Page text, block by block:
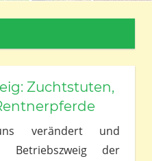
Zuchtstuten,
verändert und
Betriebszweig der